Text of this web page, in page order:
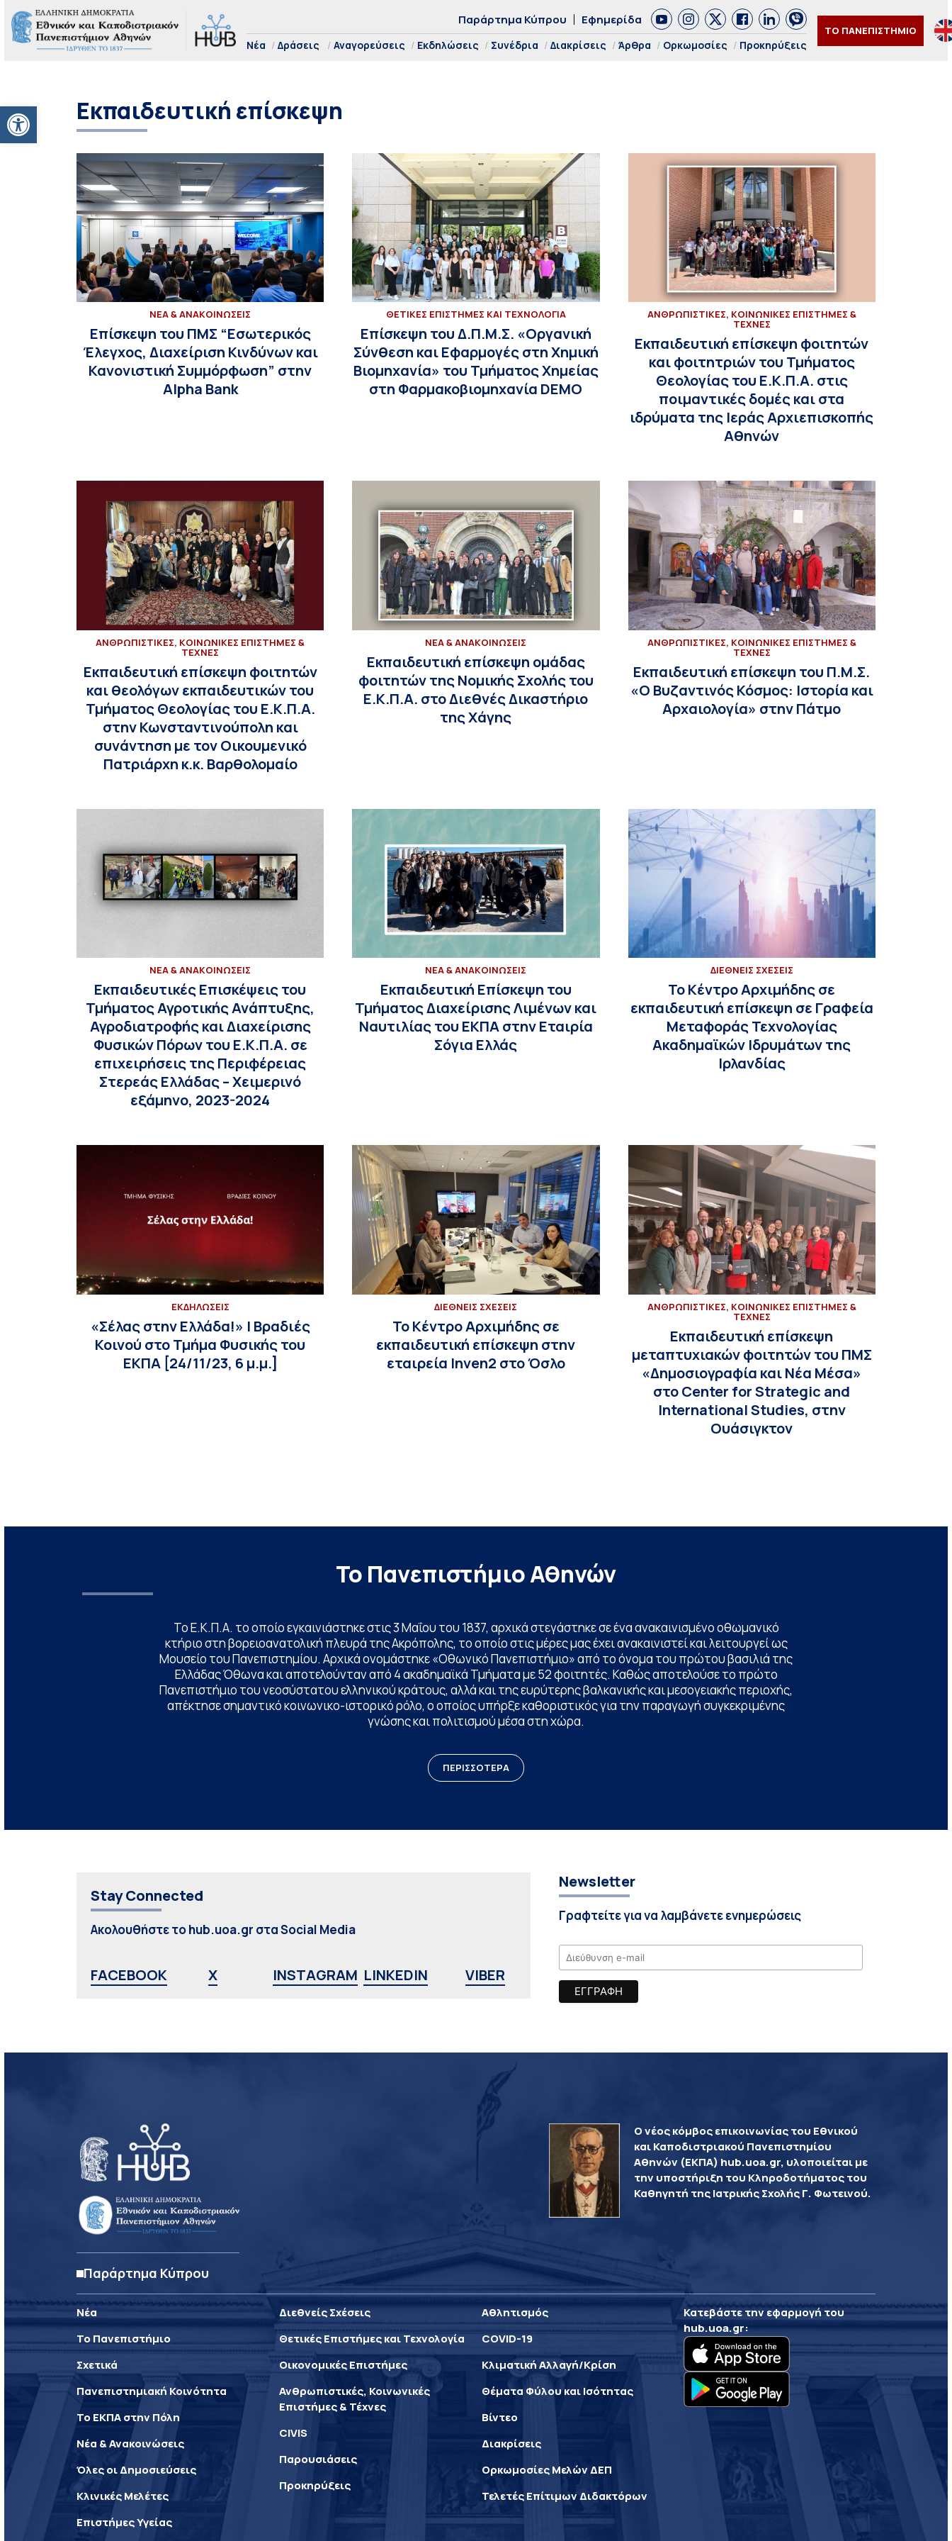
Ανοίξτε τη γραμμή εργαλείων
Παράρτημα Κύπρου Εφημερίδα
Νέα Δράσεις Αναγορεύσεις Εκδηλώσεις Συνέδρια Διακρίσεις Άρθρα Ορκωμοσίες Προκηρύξεις
ΤΟ ΠΑΝΕΠΙΣΤΗΜΙΟ
Εκπαιδευτική επίσκεψη
ΝΕΑ & ΑΝΑΚΟΙΝΩΣΕΙΣ
Επίσκεψη του ΠΜΣ “Εσωτερικός
Έλεγχος, Διαχείριση Κινδύνων και
Κανονιστική Συμμόρφωση” στην
Alpha Bank
ΘΕΤΙΚΕΣ ΕΠΙΣΤΗΜΕΣ ΚΑΙ ΤΕΧΝΟΛΟΓΙΑ
Επίσκεψη του Δ.Π.Μ.Σ. «Οργανική
Σύνθεση και Εφαρμογές στη Χημική
Βιομηχανία» του Τμήματος Χημείας
στη Φαρμακοβιομηχανία DEMO
ΑΝΘΡΩΠΙΣΤΙΚΕΣ, ΚΟΙΝΩΝΙΚΕΣ ΕΠΙΣΤΗΜΕΣ &
ΤΕΧΝΕΣ
Εκπαιδευτική επίσκεψη φοιτητών
και φοιτητριών του Τμήματος
Θεολογίας του Ε.Κ.Π.Α. στις
ποιμαντικές δομές και στα
ιδρύματα της Ιεράς Αρχιεπισκοπής
Αθηνών
ΑΝΘΡΩΠΙΣΤΙΚΕΣ, ΚΟΙΝΩΝΙΚΕΣ ΕΠΙΣΤΗΜΕΣ &
ΤΕΧΝΕΣ
Εκπαιδευτική επίσκεψη φοιτητών
και θεολόγων εκπαιδευτικών του
Τμήματος Θεολογίας του Ε.Κ.Π.Α.
στην Κωνσταντινούπολη και
συνάντηση με τον Οικουμενικό
Πατριάρχη κ.κ. Βαρθολομαίο
ΝΕΑ & ΑΝΑΚΟΙΝΩΣΕΙΣ
Εκπαιδευτική επίσκεψη ομάδας
φοιτητών της Νομικής Σχολής του
Ε.Κ.Π.Α. στο Διεθνές Δικαστήριο
της Χάγης
ΑΝΘΡΩΠΙΣΤΙΚΕΣ, ΚΟΙΝΩΝΙΚΕΣ ΕΠΙΣΤΗΜΕΣ &
ΤΕΧΝΕΣ
Εκπαιδευτική επίσκεψη του Π.Μ.Σ.
«Ο Βυζαντινός Κόσμος: Ιστορία και
Αρχαιολογία» στην Πάτμο
ΝΕΑ & ΑΝΑΚΟΙΝΩΣΕΙΣ
Εκπαιδευτικές Επισκέψεις του
Τμήματος Αγροτικής Ανάπτυξης,
Αγροδιατροφής και Διαχείρισης
Φυσικών Πόρων του Ε.Κ.Π.Α. σε
επιχειρήσεις της Περιφέρειας
Στερεάς Ελλάδας – Χειμερινό
εξάμηνο, 2023-2024
ΝΕΑ & ΑΝΑΚΟΙΝΩΣΕΙΣ
Εκπαιδευτική Επίσκεψη του
Τμήματος Διαχείρισης Λιμένων και
Ναυτιλίας του ΕΚΠΑ στην Εταιρία
Σόγια Ελλάς
ΔΙΕΘΝΕΙΣ ΣΧΕΣΕΙΣ
Το Κέντρο Αρχιμήδης σε
εκπαιδευτική επίσκεψη σε Γραφεία
Μεταφοράς Τεχνολογίας
Ακαδημαϊκών Ιδρυμάτων της
Ιρλανδίας
ΕΚΔΗΛΩΣΕΙΣ
«Σέλας στην Ελλάδα!» | Βραδιές
Κοινού στο Τμήμα Φυσικής του
ΕΚΠΑ [24/11/23, 6 μ.μ.]
ΔΙΕΘΝΕΙΣ ΣΧΕΣΕΙΣ
Το Κέντρο Αρχιμήδης σε
εκπαιδευτική επίσκεψη στην
εταιρεία Inven2 στο Όσλο
ΑΝΘΡΩΠΙΣΤΙΚΕΣ, ΚΟΙΝΩΝΙΚΕΣ ΕΠΙΣΤΗΜΕΣ &
ΤΕΧΝΕΣ
Εκπαιδευτική επίσκεψη
μεταπτυχιακών φοιτητών του ΠΜΣ
«Δημοσιογραφία και Νέα Μέσα»
στο Center for Strategic and
International Studies, στην
Ουάσιγκτον
Το Πανεπιστήμιο Αθηνών
Το Ε.Κ.Π.Α. το οποίο εγκαινιάστηκε στις 3 Μαΐου του 1837, αρχικά στεγάστηκε σε ένα ανακαινισμένο οθωμανικό
κτήριο στη βορειοανατολική πλευρά της Ακρόπολης, το οποίο στις μέρες μας έχει ανακαινιστεί και λειτουργεί ως
Μουσείο του Πανεπιστημίου. Αρχικά ονομάστηκε «Οθωνικό Πανεπιστήμιο» από το όνομα του πρώτου βασιλιά της
Ελλάδας Όθωνα και αποτελούνταν από 4 ακαδημαϊκά Τμήματα με 52 φοιτητές. Καθώς αποτελούσε το πρώτο
Πανεπιστήμιο του νεοσύστατου ελληνικού κράτους, αλλά και της ευρύτερης βαλκανικής και μεσογειακής περιοχής,
απέκτησε σημαντικό κοινωνικο-ιστορικό ρόλο, ο οποίος υπήρξε καθοριστικός για την παραγωγή συγκεκριμένης
γνώσης και πολιτισμού μέσα στη χώρα.
ΠΕΡΙΣΣΟΤΕΡΑ
Stay Connected
Ακολουθήστε το hub.uoa.gr στα Social Media
FACEBOOK X INSTAGRAM LINKEDIN VIBER
Newsletter
Γραφτείτε για να λαμβάνετε ενημερώσεις
Παράρτημα Κύπρου
Ο νέος κόμβος επικοινωνίας του Εθνικού
και Καποδιστριακού Πανεπιστημίου
Αθηνών (ΕΚΠΑ) hub.uoa.gr, υλοποιείται με
την υποστήριξη του Κληροδοτήματος του
Καθηγητή της Ιατρικής Σχολής Γ. Φωτεινού.
Νέα
Το Πανεπιστήμιο
Σχετικά
Πανεπιστημιακή Κοινότητα
Το ΕΚΠΑ στην Πόλη
Νέα & Ανακοινώσεις
Όλες οι Δημοσιεύσεις
Κλινικές Μελέτες
Επιστήμες Υγείας
Διεθνείς Σχέσεις
Θετικές Επιστήμες και Τεχνολογία
Οικονομικές Επιστήμες
Ανθρωπιστικές, Κοινωνικές
Επιστήμες & Τέχνες
CIVIS
Παρουσιάσεις
Προκηρύξεις
Αθλητισμός
COVID-19
Κλιματική Αλλαγή/Κρίση
Θέματα Φύλου και Ισότητας
Βίντεο
Διακρίσεις
Ορκωμοσίες Μελών ΔΕΠ
Τελετές Επίτιμων Διδακτόρων
Κατεβάστε την εφαρμογή του
hub.uoa.gr: